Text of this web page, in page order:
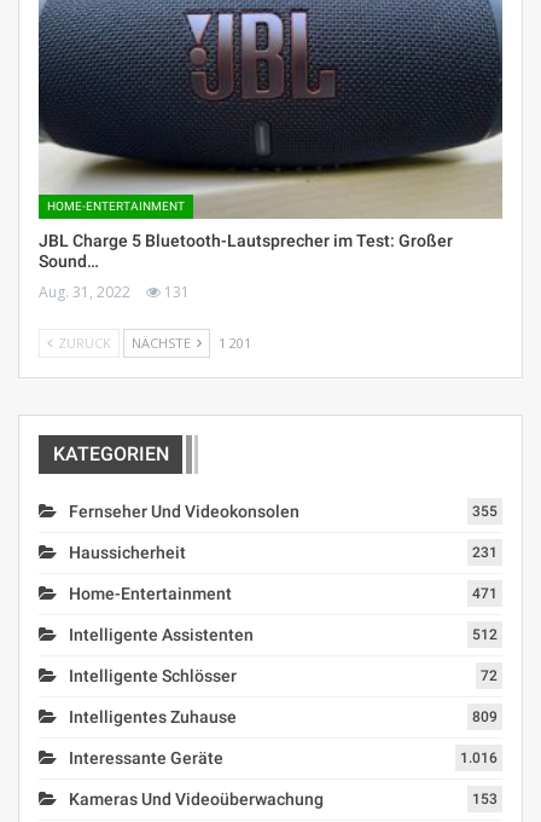
HOME-ENTERTAINMENT
JBL Charge 5 Bluetooth-Lautsprecher im Test: Großer
Sound…
Aug. 31, 2022 131
ZURÜCK NÄCHSTE 1 201
KATEGORIEN
Fernseher Und Videokonsolen 355
Haussicherheit 231
Home-Entertainment 471
Intelligente Assistenten 512
Intelligente Schlösser 72
Intelligentes Zuhause 809
Interessante Geräte 1.016
Kameras Und Videoüberwachung 153